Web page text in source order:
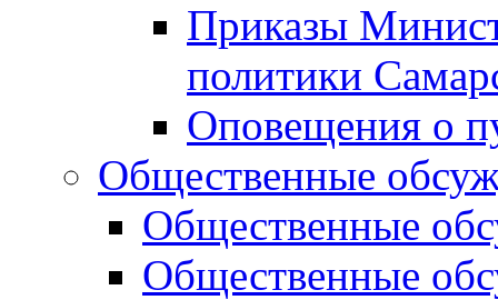
Приказы
политики
Оповещения о
Общественные
Общественные
Общественные